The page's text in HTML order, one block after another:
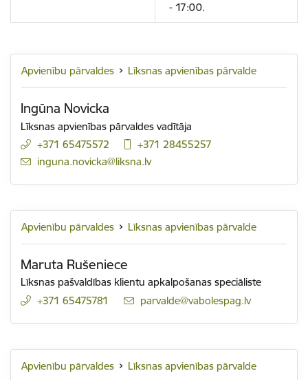
- 17:00.
Apvienību pārvaldes Līksnas apvienības pārvalde
Ingūna Novicka
Līksnas apvienības pārvaldes vadītāja
+371 65475572
+371 28455257
E-pasts:
inguna.novicka@liksna.lv
Apvienību pārvaldes Līksnas apvienības pārvalde
Maruta Rušeniece
Līksnas pašvaldības klientu apkalpošanas speciāliste
+371 65475781
E-pasts:
parvalde@vabolespag.lv
Apvienību pārvaldes Līksnas apvienības pārvalde